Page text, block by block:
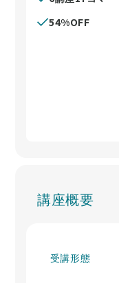
54%OFF
講座概要
受講形態